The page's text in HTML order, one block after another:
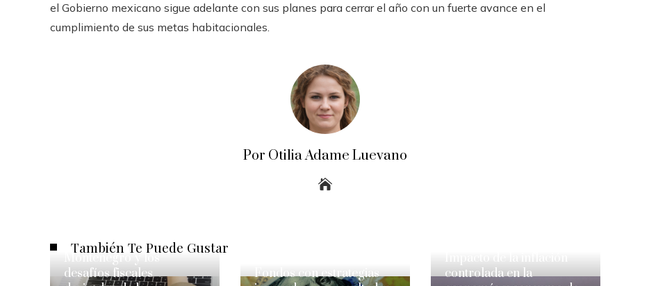
el Gobierno mexicano sigue adelante con sus planes para cerrar el año con un fuerte avance en el
cumplimiento de sus metas habitacionales.
Por Otilia Adame Luevano
También Te Puede Gustar
desafíos fiscales
Fondos con estrategias
controlada en la